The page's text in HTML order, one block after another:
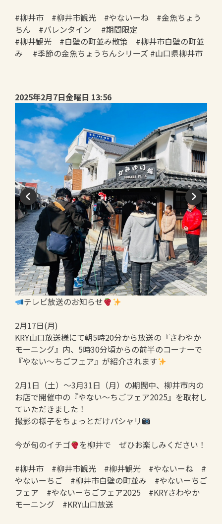
#柳井市 #柳井市観光 #やないーね #金魚ちょう
ちん #バレンタイン #期間限定
#柳井観光 #白壁の町並み散策 #柳井市白壁の町並
み #季節の金魚ちょうちんシリーズ #山口県柳井市
2025年2月7日金曜日 13:56
テレビ放送のお知らせ
2月17日(月)
KRY山口放送様にて朝5時20分から放送の『さわやか
モーニング』内、5時30分頃からの前半のコーナーで
『やない～ちごフェア』が紹介されます
2月1日（土）～3月31日（月）の期間中、柳井市内の
お店で開催中の『やない～ちごフェア2025』を取材し
ていただきました！
撮影の様子をちょっとだけパシャリ
今が旬のイチゴ
を柳井で ぜひお楽しみください！
#柳井市 #柳井市観光 #柳井観光 #やないーね #
やないーちご #柳井市白壁の町並み #やないーちご
フェア #やないーちごフェア2025 #KRYさわやか
モーニング #KRY山口放送